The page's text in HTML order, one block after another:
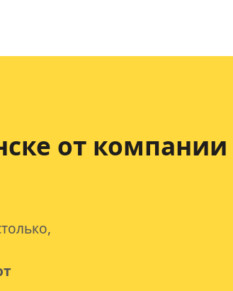
от компании